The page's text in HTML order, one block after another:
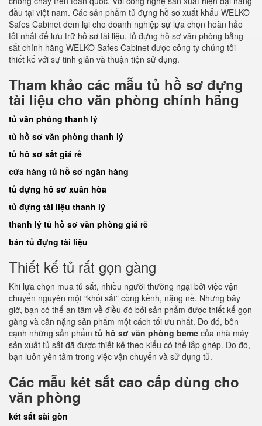
đầu tại việt nam. Các sản phẩm tủ đựng hồ sơ xuất khẩu WELKO
Safes Cabinet đem lại cho doanh nghiệp sự lựa chọn hoàn hảo
tốt nhất để lưu trữ hồ sơ tài liệu. tủ đựng hồ sơ văn phòng bằng
sắt chính hãng WELKO Safes Cabinet được công ty chúng tôi
thiết kế với sự tinh giản và thuận tiện sử dụng.
Tham khảo các mẫu tủ hồ sơ đựng
tài liệu cho văn phòng chính hãng
tủ văn phòng thanh lý
tủ hồ sơ văn phòng thanh lý
tủ hồ sơ sắt giá rẻ
cửa hàng tủ hồ sơ ngân hàng
tủ đựng hồ sơ xuân hòa
tủ đựng tài liệu thanh lý
thanh lý tủ hồ sơ văn phòng giá rẻ
bán tủ đựng tài liệu
Thiết kế tủ rất gọn gàng
Khi lựa chọn mua tủ sắt, nhiều người thường ngại bởi việc vận
chuyển nguyên một “khối sắt” cồng kềnh, nặng nề. Nhưng bây
giờ, bạn có thể an tâm về điều đó bởi sản phẩm được thiết kế gọn
gàng và cân nặng sản phẩm một cách tối ưu nhất. Do đó, bên
cạnh những sản phẩm tủ hồ sơ văn phòng bemc của nhà máy
sản xuất tủ sắt đã được thiết kế theo kiểu có thể lắp ghép. Do đó,
bạn luôn yên tâm trong việc vận chuyển và sử dụng tủ.
Các mẫu két sắt cao cấp dùng cho
văn phòng
két sắt sài gòn